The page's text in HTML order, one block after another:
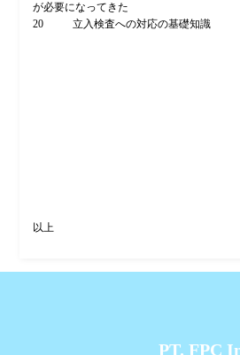
が必要になってきた
20 立入検査への対応の基礎知識
以上
PT. FPC